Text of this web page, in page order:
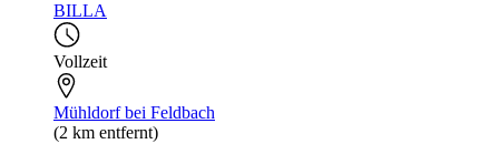
BILLA
Vollzeit
Mühldorf bei Feldbach
(2 km entfernt)